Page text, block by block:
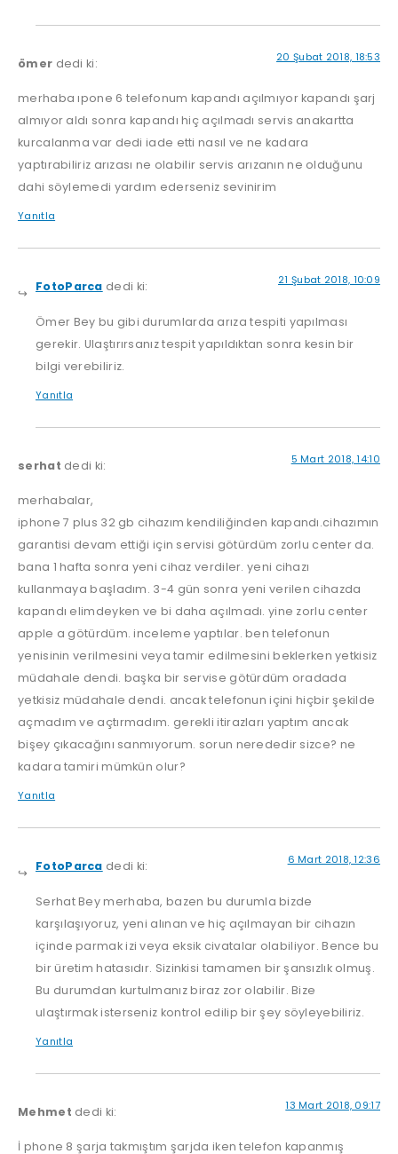
ömer dedi ki: 20 Şubat 2018, 18:53
merhaba ıpone 6 telefonum kapandı açılmıyor kapandı şarj
almıyor aldı sonra kapandı hiç açılmadı servis anakartta
kurcalanma var dedi iade etti nasıl ve ne kadara
yaptırabiliriz arızası ne olabilir servis arızanın ne olduğunu
dahi söylemedi yardım ederseniz sevinirim
Yanıtla
FotoParca dedi ki: 21 Şubat 2018, 10:09
Ömer Bey bu gibi durumlarda arıza tespiti yapılması
gerekir. Ulaştırırsanız tespit yapıldıktan sonra kesin bir
bilgi verebiliriz.
Yanıtla
serhat dedi ki: 5 Mart 2018, 14:10
merhabalar,
iphone 7 plus 32 gb cihazım kendiliğinden kapandı.cihazımın
garantisi devam ettiği için servisi götürdüm zorlu center da.
bana 1 hafta sonra yeni cihaz verdiler. yeni cihazı
kullanmaya başladım. 3-4 gün sonra yeni verilen cihazda
kapandı elimdeyken ve bi daha açılmadı. yine zorlu center
apple a götürdüm. inceleme yaptılar. ben telefonun
yenisinin verilmesini veya tamir edilmesini beklerken yetkisiz
müdahale dendi. başka bir servise götürdüm oradada
yetkisiz müdahale dendi. ancak telefonun içini hiçbir şekilde
açmadım ve açtırmadım. gerekli itirazları yaptım ancak
bişey çıkacağını sanmıyorum. sorun nerededir sizce? ne
kadara tamiri mümkün olur?
Yanıtla
FotoParca dedi ki: 6 Mart 2018, 12:36
Serhat Bey merhaba, bazen bu durumla bizde
karşılaşıyoruz, yeni alınan ve hiç açılmayan bir cihazın
içinde parmak izi veya eksik civatalar olabiliyor. Bence bu
bir üretim hatasıdır. Sizinkisi tamamen bir şansızlık olmuş.
Bu durumdan kurtulmanız biraz zor olabilir. Bize
ulaştırmak isterseniz kontrol edilip bir şey söyleyebiliriz.
Yanıtla
Mehmet dedi ki: 13 Mart 2018, 09:17
İ phone 8 şarja takmıştım şarjda iken telefon kapanmış